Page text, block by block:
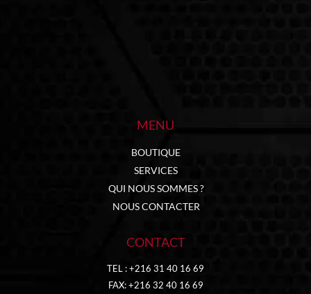
MENU
BOUTIQUE
SERVICES
QUI NOUS SOMMES ?
NOUS CONTACTER
CONTACT
TEL : +216 31 40 16 69
FAX: +216 32 40 16 69